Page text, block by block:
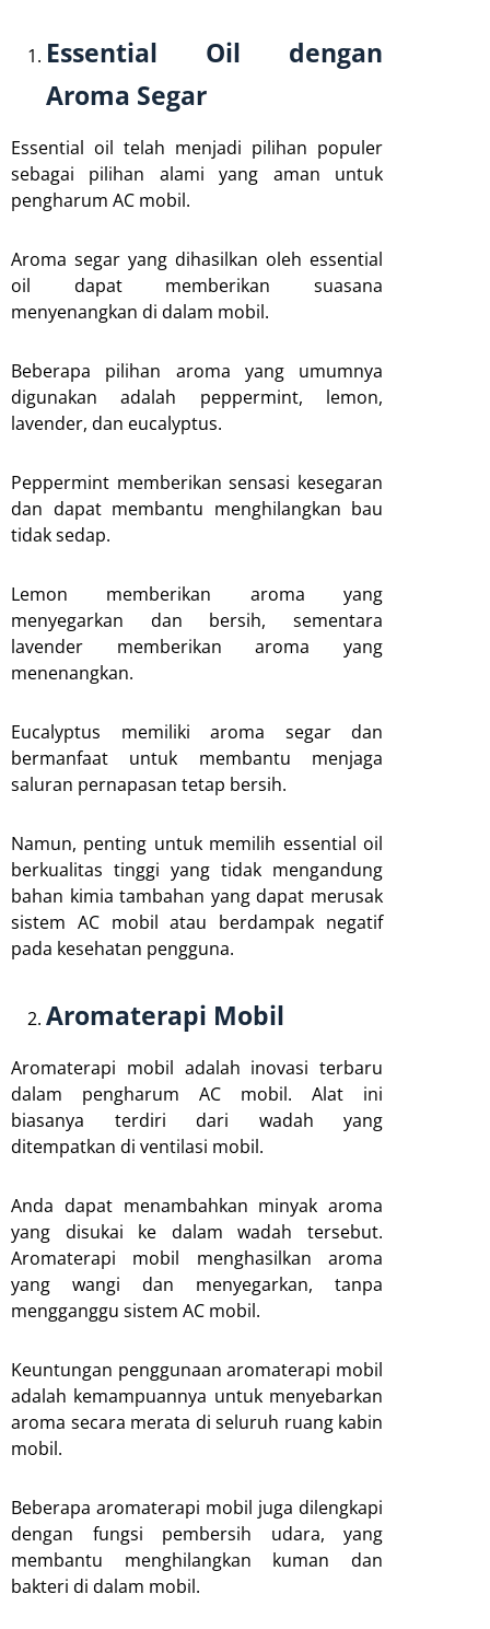
Essential Oil dengan
Aroma Segar
Essential oil telah menjadi pilihan populer
sebagai pilihan alami yang aman untuk
pengharum AC mobil.
Aroma segar yang dihasilkan oleh essential
oil dapat memberikan suasana
menyenangkan di dalam mobil.
Beberapa pilihan aroma yang umumnya
digunakan adalah peppermint, lemon,
lavender, dan eucalyptus.
Peppermint memberikan sensasi kesegaran
dan dapat membantu menghilangkan bau
tidak sedap.
Lemon memberikan aroma yang
menyegarkan dan bersih, sementara
lavender memberikan aroma yang
menenangkan.
Eucalyptus memiliki aroma segar dan
bermanfaat untuk membantu menjaga
saluran pernapasan tetap bersih.
Namun, penting untuk memilih essential oil
berkualitas tinggi yang tidak mengandung
bahan kimia tambahan yang dapat merusak
sistem AC mobil atau berdampak negatif
pada kesehatan pengguna.
Aromaterapi Mobil
Aromaterapi mobil adalah inovasi terbaru
dalam pengharum AC mobil. Alat ini
biasanya terdiri dari wadah yang
ditempatkan di ventilasi mobil.
Anda dapat menambahkan minyak aroma
yang disukai ke dalam wadah tersebut.
Aromaterapi mobil menghasilkan aroma
yang wangi dan menyegarkan, tanpa
mengganggu sistem AC mobil.
Keuntungan penggunaan aromaterapi mobil
adalah kemampuannya untuk menyebarkan
aroma secara merata di seluruh ruang kabin
mobil.
Beberapa aromaterapi mobil juga dilengkapi
dengan fungsi pembersih udara, yang
membantu menghilangkan kuman dan
bakteri di dalam mobil.